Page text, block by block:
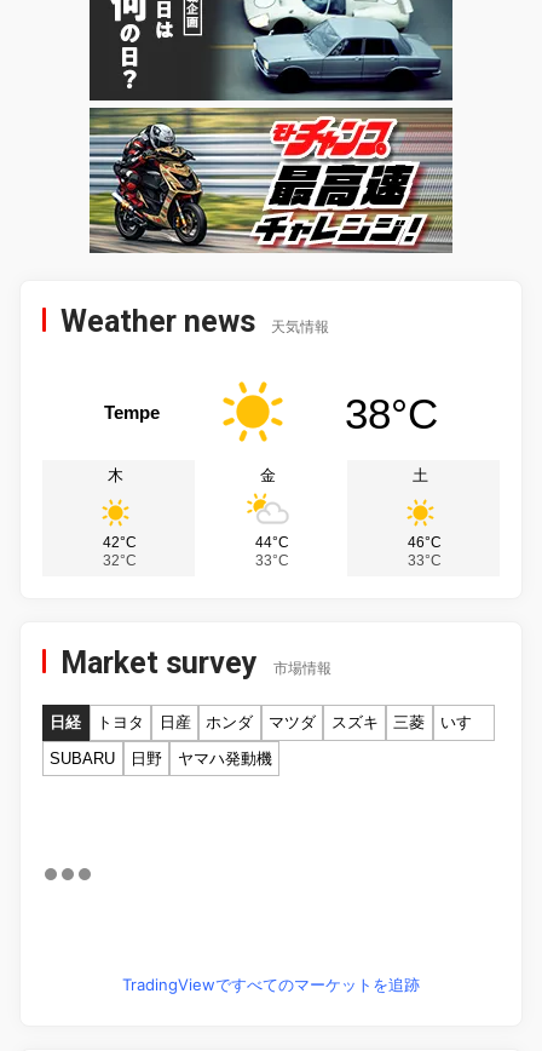
Weather news 天気情報
Tempe 38°C
木
42°C
32°C
金
44°C
33°C
土
46°C
33°C
Market survey 市場情報
日経 トヨタ 日産 ホンダ マツダ スズキ 三菱
いすゞ
SUBARU
日野 ヤマハ発動機
TradingViewですべてのマーケットを追跡